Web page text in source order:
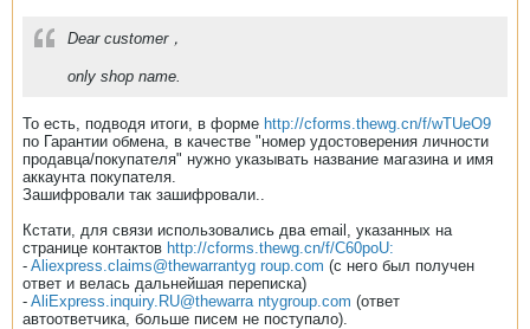
Dear customer，
only shop name.
То есть, подводя итоги, в форме http://cforms.thewg.cn/f/wTUeO9
по Гарантии обмена, в качестве "номер удостоверения личности
продавца/покупателя" нужно указывать название магазина и имя
аккаунта покупателя.
Зашифровали так зашифровали..
Кстати, для связи использовались два email, указанных на
странице контактов http://cforms.thewg.cn/f/C60poU:
- Aliexpress.claims@thewarrantyg roup.com (с него был получен
ответ и велась дальнейшая переписка)
- AliExpress.inquiry.RU@thewarra ntygroup.com (ответ
автоответчика, больше писем не поступало).